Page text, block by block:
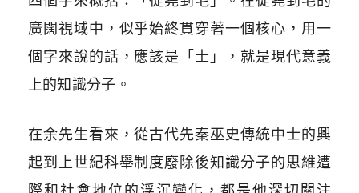
廣闊視域中，似乎始終貫穿著一個核心，用一
個字來說的話，應該是「士」，就是現代意義
上的知識分子。
在余先生看來，從古代先秦巫史傳統中士的興
起到上世紀科舉制度廢除後知識分子的思維遭